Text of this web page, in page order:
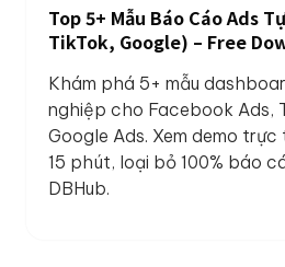
Top 5+ Mẫu Báo Cáo Ads
TikTok, Google) – Free
Khám phá 5+ mẫu
nghiệp cho Facebook Ads,
Google Ads. Xem demo
15 phút, loại bỏ 100% báo
DBHub.